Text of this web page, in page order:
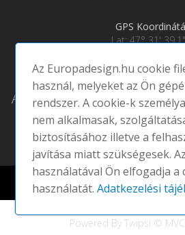
GPS
Lat: 47° 31'
Adatkezelési tájékoztató|
Az Europadesign.hu cookie
használ, melyeket az Ön
rendszer. A cookie-k
nem alkalmasak,
biztosításához illetve a
javítása miatt szükségesek.
használatával Ön elfogadja a
használatát.Adatkezelési
Europadesign © 2021 EUROPA
Powered By Twipsi ©